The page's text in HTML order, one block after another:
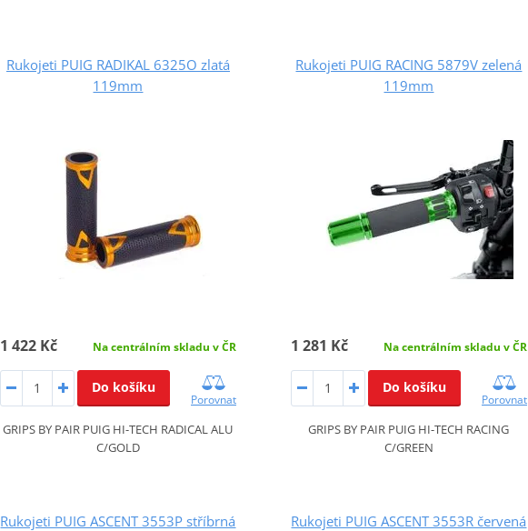
Rukojeti PUIG RADIKAL 6325O zlatá
119mm
1 422 Kč Na centrálním skladu v ČR
Do košíku
Porovnat
GRIPS BY PAIR PUIG HI-TECH RADICAL ALU
C/GOLD
Rukojeti PUIG RACING 5879V zelená
119mm
1 281 Kč Na centrálním skladu v ČR
Do košíku
Porovnat
GRIPS BY PAIR PUIG HI-TECH RACING
C/GREEN
Rukojeti PUIG ASCENT 3553P stříbrná
Rukojeti PUIG ASCENT 3553R červená